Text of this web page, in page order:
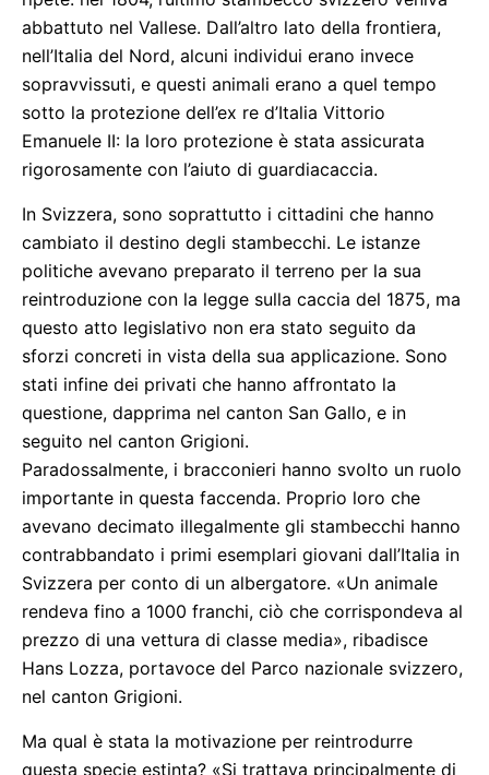
abbattuto nel Vallese. Dall’altro lato della frontiera,
nell’Italia del Nord, alcuni individui erano invece
sopravvissuti, e questi animali erano a quel tempo
sotto la protezione dell’ex re d’Italia Vittorio
Emanuele II: la loro protezione è stata assicurata
rigorosamente con l’aiuto di guardiacaccia.
In Svizzera, sono soprattutto i cittadini che hanno
cambiato il destino degli stambecchi. Le istanze
politiche avevano preparato il terreno per la sua
reintroduzione con la legge sulla caccia del 1875, ma
questo atto legislativo non era stato seguito da
sforzi concreti in vista della sua applicazione. Sono
stati infine dei privati che hanno affrontato la
questione, dapprima nel canton San Gallo, e in
seguito nel canton Grigioni.
Paradossalmente, i bracconieri hanno svolto un ruolo
importante in questa faccenda. Proprio loro che
avevano decimato illegalmente gli stambecchi hanno
contrabbandato i primi esemplari giovani dall’Italia in
Svizzera per conto di un albergatore. «Un animale
rendeva fino a 1000 franchi, ciò che corrispondeva al
prezzo di una vettura di classe media», ribadisce
Hans Lozza, portavoce del Parco nazionale svizzero,
nel canton Grigioni.
Ma qual è stata la motivazione per reintrodurre
questa specie estinta? «Si trattava principalmente di